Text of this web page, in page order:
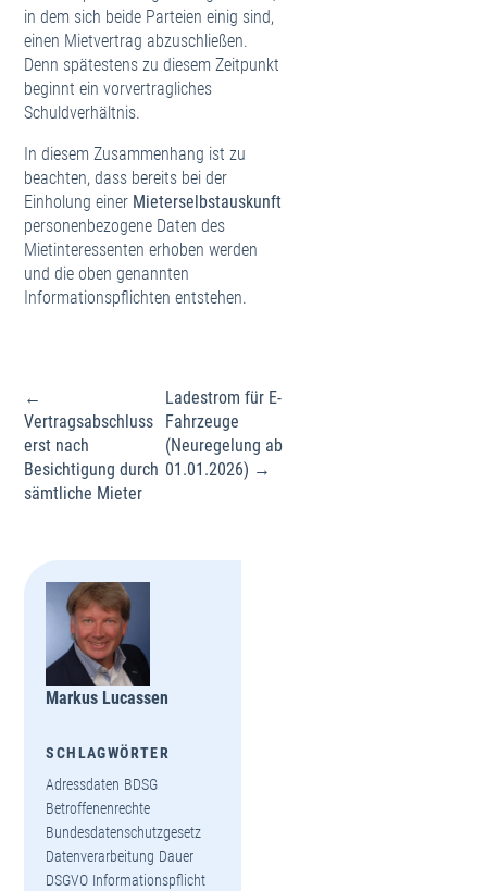
in dem sich beide Parteien einig sind,
einen Mietvertrag abzuschließen.
Denn spätestens zu diesem Zeitpunkt
beginnt ein vorvertragliches
Schuldverhältnis.
In diesem Zusammenhang ist zu
beachten, dass bereits bei der
Einholung einer Mieterselbstauskunft
personenbezogene Daten des
Mietinteressenten erhoben werden
und die oben genannten
Informationspflichten entstehen.
Beitragsnavigation
←
Vertragsabschluss
erst nach
Besichtigung durch
sämtliche Mieter
Ladestrom für E-
Fahrzeuge
(Neuregelung ab
01.01.2026) →
Markus Lucassen
SCHLAGWÖRTER
Adressdaten BDSG
Betroffenenrechte
Bundesdatenschutzgesetz
Datenverarbeitung Dauer
DSGVO Informationspflicht